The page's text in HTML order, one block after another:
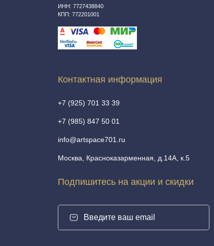
ИНН: 7727438840
КПП: 772201001
Контактная информация
+7 (925) 701 33 39
+7 (985) 847 50 01
info@artspace701.ru
Москва, Красноказарменная, д.14А, к.5
Подпишитесь на акции и скидки